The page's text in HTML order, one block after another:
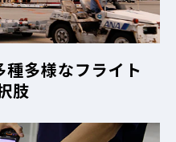
多様なフライト
肢